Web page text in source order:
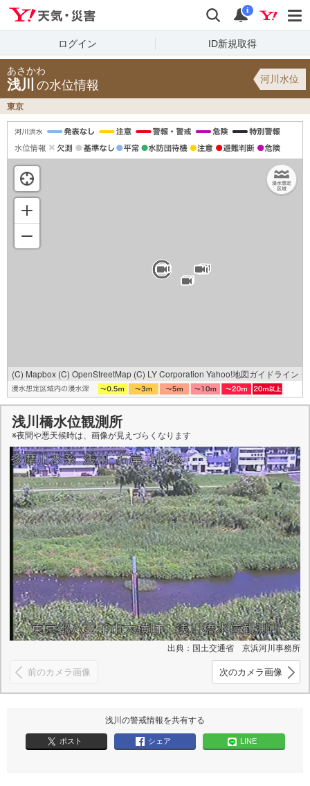
検索 通知
i
ログイン ID新規取得
あさかわ
浅川 の水位情報 河川水位
東京
(C) Mapbox (C) OpenStreetMap (C) LY Corporation Yahoo!地図ガイドライン
浅川橋水位観測所
※夜間や悪天候時は、 画像が見えづらくなります
出典：国土交通省 京浜河川事務所
前のカメラ画像 次のカメラ画像
浅川の警戒情報を共有する
ポスト シェア LINE